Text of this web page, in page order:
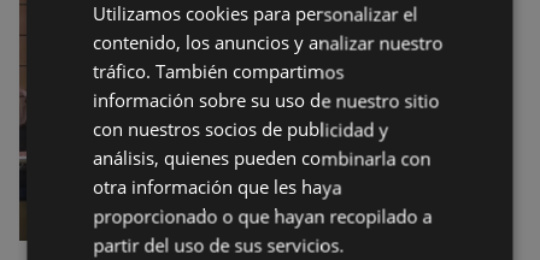
BASQUE
SPANISH
Utilizamos cookies para personalizar el
contenido, los anuncios y analizar nuestro
tráfico. También compartimos
información sobre su uso de nuestro sitio
con nuestros socios de publicidad y
análisis, quienes pueden combinarla con
otra información que les haya
proporcionado o que hayan recopilado a
partir del uso de sus servicios.